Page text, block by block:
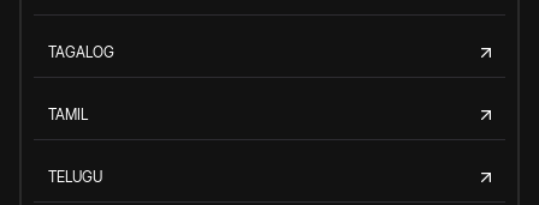
TAGALOG
TAMIL
TELUGU